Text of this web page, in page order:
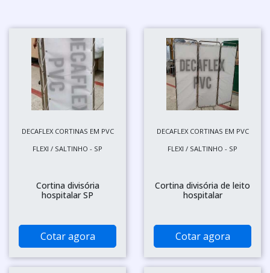
DECAFLEX CORTINAS EM PVC
FLEXI / SALTINHO - SP
Cortina divisória
hospitalar SP
Cotar agora
DECAFLEX CORTINAS EM PVC
FLEXI / SALTINHO - SP
Cortina divisória de leito
hospitalar
Cotar agora